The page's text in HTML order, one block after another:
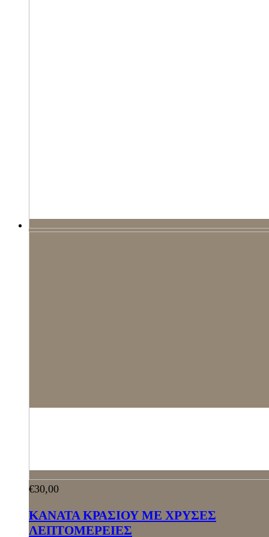
€30,00
ΚΑΝΑΤΑ ΚΡΑΣΙΟΥ ΜΕ ΧΡΥΣΕΣ
ΛΕΠΤΟΜΕΡΕΙΕΣ